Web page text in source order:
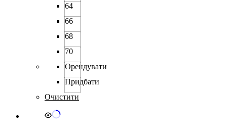
64
66
68
70
Орендувати
Придбати
Очистити